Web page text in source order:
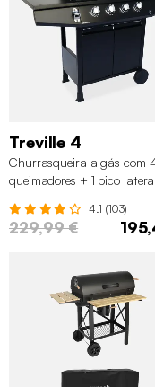
Treville 4
Churrasqueira a gás com
queimadores + 1 bico lateral
4.1 (103)
229,99 €